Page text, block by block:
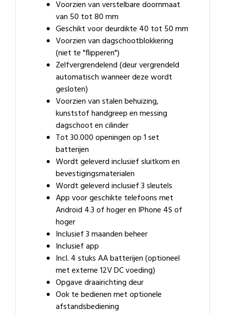
Voorzien van verstelbare doornmaat
van 50 tot 80 mm
Geschikt voor deurdikte 40 tot 50 mm
Voorzien van dagschootblokkering
(niet te "flipperen")
Zelfvergrendelend (deur vergrendeld
automatisch wanneer deze wordt
gesloten)
Voorzien van stalen behuizing,
kunststof handgreep en messing
dagschoot en cilinder
Tot 30.000 openingen op 1 set
batterijen
Wordt geleverd inclusief sluitkom en
bevestigingsmaterialen
Wordt geleverd inclusief 3 sleutels
App voor geschikte telefoons met
Android 4.3 of hoger en IPhone 4S of
hoger
Inclusief 3 maanden beheer
Inclusief app
Incl. 4 stuks AA batterijen (optioneel
met externe 12V DC voeding)
Opgave draairichting deur
Ook te bedienen met optionele
afstandsbediening